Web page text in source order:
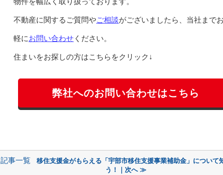
不動産に関するご質問やご相談がございましたら、当社まで
軽にお問い合わせ ください。
住まいをお探しの方はこちらをクリック↓
弊社へのお問い合わせはこちら
記事一覧
移住支援金がもらえる「宇部市移住支援事業補助金」について
う！｜次へ ≫